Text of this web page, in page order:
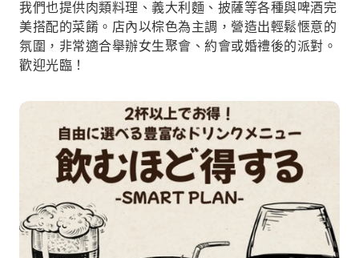
我們也提供肉類料理、義大利麵、披薩等各種與啤酒完
美搭配的菜餚。店內以棕色為主調，營造出輕鬆愜意的
氛圍，非常適合舉辦女生聚會、約會或婚禮後的派對。
歡迎光臨！